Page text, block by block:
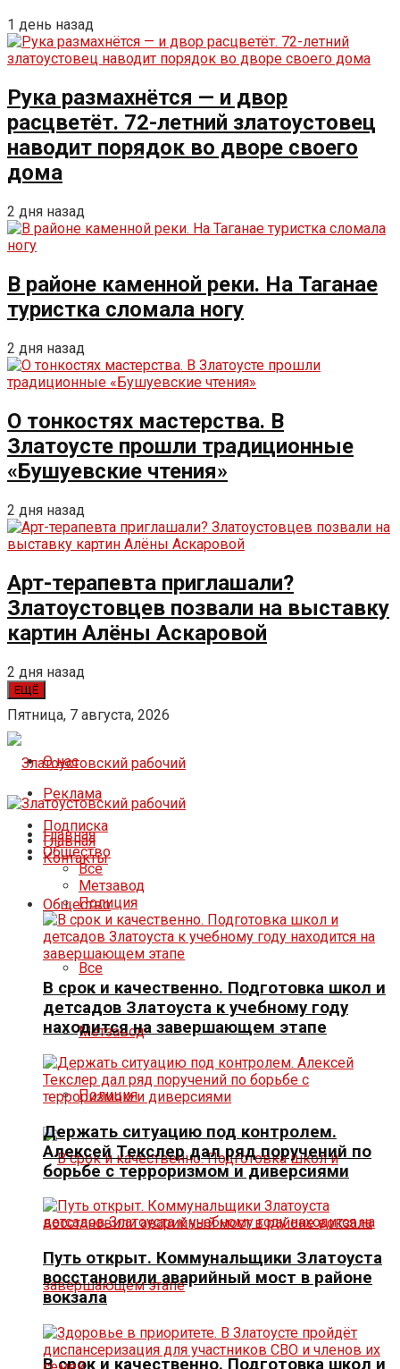
1 день назад
Рука размахнётся — и двор
расцветёт. 72-летний златоустовец
наводит порядок во дворе своего
дома
2 дня назад
В районе каменной реки. На Таганае
туристка сломала ногу
2 дня назад
О тонкостях мастерства. В
Златоусте прошли традиционные
«Бушуевские чтения»
2 дня назад
Арт-терапевта приглашали?
Златоустовцев позвали на выставку
картин Алёны Аскаровой
2 дня назад
ЕЩЁ
Пятница, 7 августа, 2026
О нас
Реклама
Подписка
Контакты
Главная
Общество
Все
Метзавод
Полиция
В срок и качественно. Подготовка школ и
Главная
Общество
Все
Метзавод
Полиция
В срок и качественно. Подготовка школ и
детсадов Златоуста к учебному году
находится на завершающем этапе
Держать ситуацию под контролем.
Алексей Текслер дал ряд поручений по
борьбе с терроризмом и диверсиями
Путь открыт. Коммунальщики Златоуста
восстановили аварийный мост в районе
вокзала